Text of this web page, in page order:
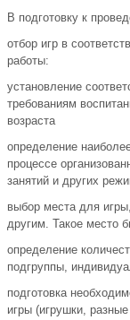
В подготовку к
отбор игр в
работы:
установление
требованиям
возраста
определение
процессе
занятий и других
выбор места для
другим. Такое место
определение
подгруппы,
подготовка
игры (игрушки,